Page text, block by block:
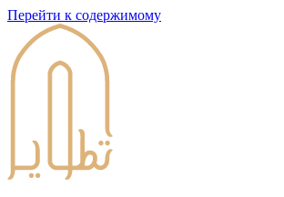
Перейти к содержимому